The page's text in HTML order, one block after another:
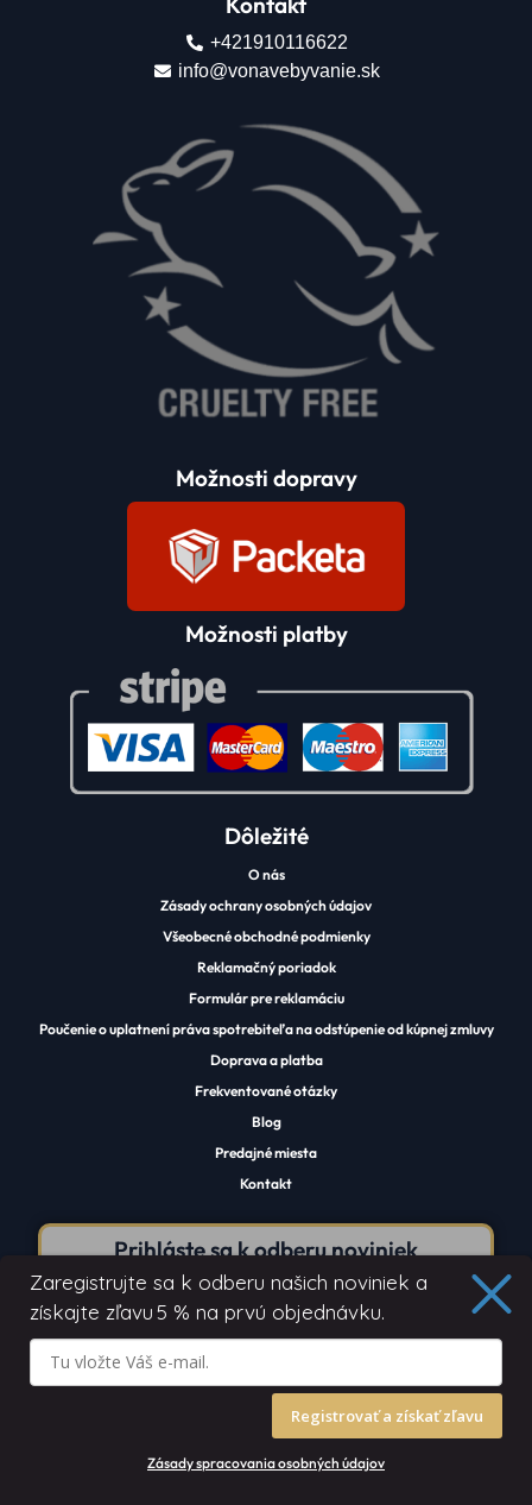
Prihláste sa k odberu noviniek
Súhlasím s použitím mojich osobných údajov v zmysleZásad
ochrany osobných údajov
© 2018 – 2026 vonavebyvanie.sk, tvorba stránky
Dôležité
O nás
Zásady ochrany osobných údajov
Všeobecné obchodné podmienky
Reklamačný poriadok
Formulár pre reklamáciu
Poučenie o uplatnení práva spotrebiteľa na odstúpenie od kúpnej zmluvy
Doprava a platba
Frekventované otázky
Blog
Predajné miesta
Kontakt
Možnosti dopravy
Možnosti platby
+421910116622
info@vonavebyvanie.sk
Zaregistrujte sa k odberu našich noviniek a
získajte zľavu5 % na prvú objednávku.
Registrovať a získať zľavu
Zásady spracovania osobných údajov